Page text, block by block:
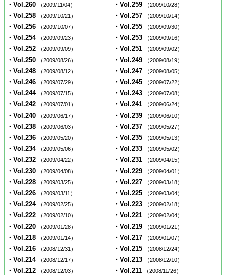
・Vol.260 （2009/11/04） ・Vol.259 （2009/10/28）
・Vol.258 （2009/10/21） ・Vol.257 （2009/10/14）
・Vol.256 （2009/10/07） ・Vol.255 （2009/09/30）
・Vol.254 （2009/09/23） ・Vol.253 （2009/09/16）
・Vol.252 （2009/09/09） ・Vol.251 （2009/09/02）
・Vol.250 （2009/08/26） ・Vol.249 （2009/08/19）
・Vol.248 （2009/08/12） ・Vol.247 （2009/08/05）
・Vol.246 （2009/07/29） ・Vol.245 （2009/07/22）
・Vol.244 （2009/07/15） ・Vol.243 （2009/07/08）
・Vol.242 （2009/07/01） ・Vol.241 （2009/06/24）
・Vol.240 （2009/06/17） ・Vol.239 （2009/06/10）
・Vol.238 （2009/06/03） ・Vol.237 （2009/05/27）
・Vol.236 （2009/05/20） ・Vol.235 （2009/05/13）
・Vol.234 （2009/05/06） ・Vol.233 （2009/05/02）
・Vol.232 （2009/04/22） ・Vol.231 （2009/04/15）
・Vol.230 （2009/04/08） ・Vol.229 （2009/04/01）
・Vol.228 （2009/03/25） ・Vol.227 （2009/03/18）
・Vol.226 （2009/03/11） ・Vol.225 （2009/03/04）
・Vol.224 （2009/02/25） ・Vol.223 （2009/02/18）
・Vol.222 （2009/02/10） ・Vol.221 （2009/02/04）
・Vol.220 （2009/01/28） ・Vol.219 （2009/01/21）
・Vol.218 （2009/01/14） ・Vol.217 （2009/01/07）
・Vol.216 （2008/12/31） ・Vol.215 （2008/12/24）
・Vol.214 （2008/12/17） ・Vol.213 （2008/12/10）
・Vol.212 （2008/12/03） ・Vol.211 （2008/11/26）